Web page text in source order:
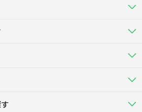
バイト・アルバイト・パート
養豚･養鶏など）
専門職（獣医師･人工授精師･